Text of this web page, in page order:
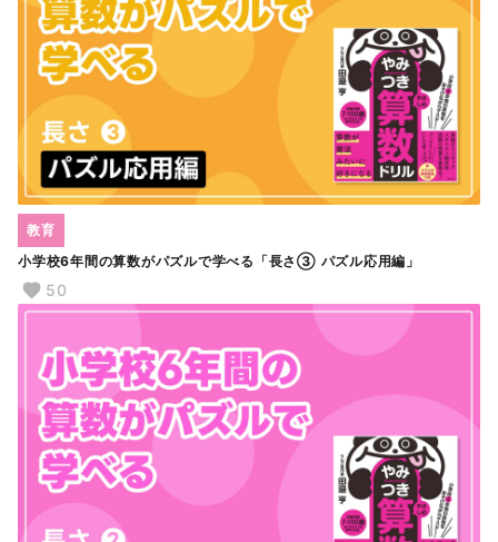
小学校6年間の算数がパズルで学べる「長さ③ パズル応用編」
教育
50